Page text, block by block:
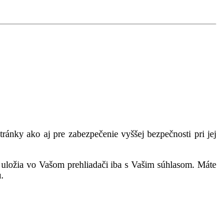
ako aj pre zabezpečenie vyššej bezpečnosti pri jej
vo Vašom prehliadači iba s Vašim súhlasom. Máte